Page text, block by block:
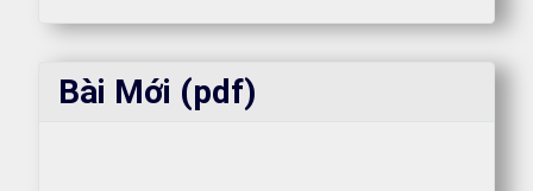
Bài Mới (pdf)